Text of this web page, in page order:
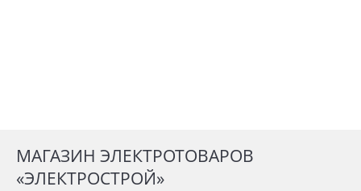
МАГАЗИН ЭЛЕКТРОТОВАРОВ
«ЭЛЕКТРОСТРОЙ»